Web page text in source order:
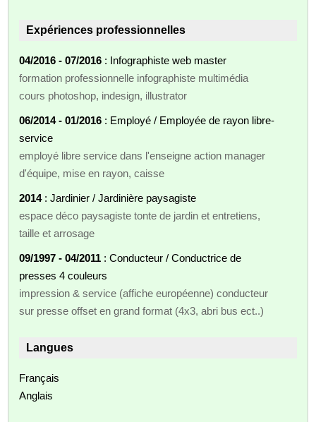
Expériences professionnelles
04/2016 - 07/2016 : Infographiste web master
formation professionnelle infographiste multimédia
cours photoshop, indesign, illustrator
06/2014 - 01/2016 : Employé / Employée de rayon libre-
service
employé libre service dans l'enseigne action manager
d'équipe, mise en rayon, caisse
2014: Jardinier / Jardinière paysagiste
espace déco paysagiste tonte de jardin et entretiens,
taille et arrosage
09/1997 - 04/2011 : Conducteur / Conductrice de
presses 4 couleurs
impression & service (affiche européenne) conducteur
sur presse offset en grand format (4x3, abri bus ect..)
Langues
Français
Anglais